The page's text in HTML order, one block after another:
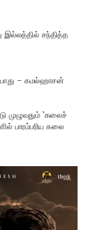
சந்தித்த
– கமல்ஹாசன்
முழுவதும் ‘கலைச்
பாரம்பரிய கலை